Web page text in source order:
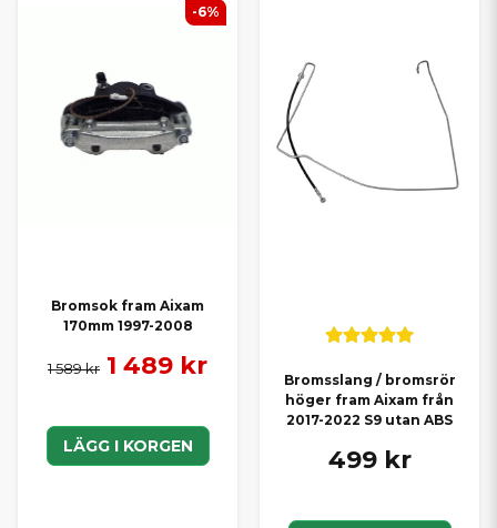
Bromsok fram Aixam
170mm 1997-2008
1 589 kr 1 489 kr
LÄGG I KORGEN
-6%
Bromsslang / bromsrör
höger fram Aixam från
2017-2022 S9 utan ABS
499 kr